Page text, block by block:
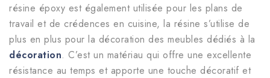
résine époxy est également utilisée pour les plans de
travail et de crédences en cuisine, la résine s’utilise de
plus en plus pour la décoration des meubles dédiés à la
décoration. C’est un matériau qui offre une excellente
résistance au temps et apporte une touche décoratif et